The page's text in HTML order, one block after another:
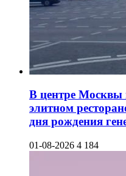
В центре Москвы
элитном
дня рождения
01-08-2026 4 184